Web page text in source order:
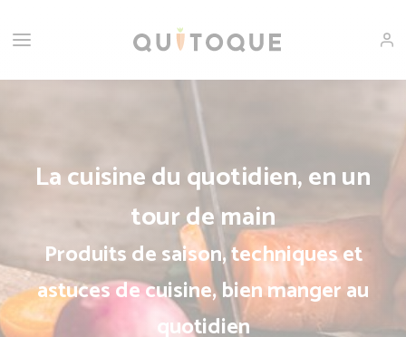
La cuisine du quotidien, en un
tour de main
Produits de saison, techniques et
astuces de cuisine, bien manger au
quotidien